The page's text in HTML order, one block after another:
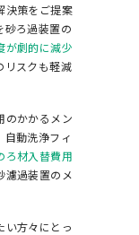
決策をご提案
砂ろ過装置の
が劇的に減少
リスクも軽減
のかかるメン
自動洗浄フィ
ろ材入替費用
濾過装置のメ
い方々にとっ